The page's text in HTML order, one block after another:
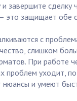
завершите сделку
это защищает обе
с
слишком
При работе
проблем уходит,
и умеют